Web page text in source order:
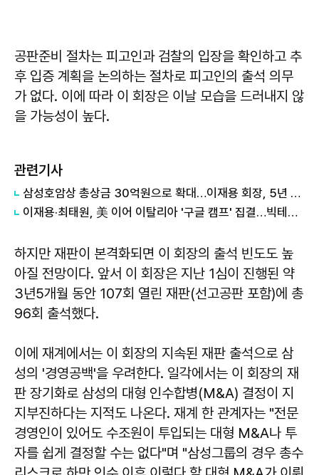
공판준비 절차는 피고인과 검찰의 입장을 확인하고 추
후 입증 계획을 논의하는 절차로 피고인의 출석 의무
가 없다. 이에 따라 이 회장은 이날 모습을 드러내지 않
을 가능성이 높다.
관련기사
삼성호암상 총상금 30억원으로 확대…이재용 회장, 5년 연속 참석
이재용·최태원, 美 이어 이탈리아 '구글 캠프' 집결…빅테크 AI 동맹 속도↑
하지만 재판이 본격화되면 이 회장의 출석 빈도도 높
아질 전망이다. 앞서 이 회장은 지난 1심이 진행된 약
3년5개월 동안 107회 열린 재판(선고공판 포함)에 총
96회 출석했다.
이에 재계에서는 이 회장의 지속된 재판 출석으로 삼
성의 '경영공백'을 우려한다. 일각에서는 이 회장의 재
판 장기화로 삼성의 대형 인수합병(M&A) 결정이 지
지부진하다는 지적도 나온다. 재계 한 관계자는 "전문
경영인이 있어도 수조원이 투입되는 대형 M&A나 투
자를 쉽게 결정할 수는 없다"며 "삼성그룹의 경우 총수